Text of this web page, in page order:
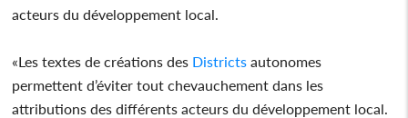
acteurs du développement local.
«Les textes de créations des Districts autonomes
permettent d’éviter tout chevauchement dans les
attributions des différents acteurs du développement local.